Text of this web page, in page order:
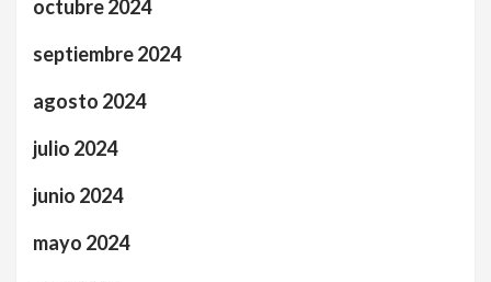
octubre 2024
septiembre 2024
agosto 2024
julio 2024
junio 2024
mayo 2024